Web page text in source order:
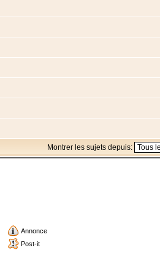
Montrer les sujets depuis:
Annonce
Post-it